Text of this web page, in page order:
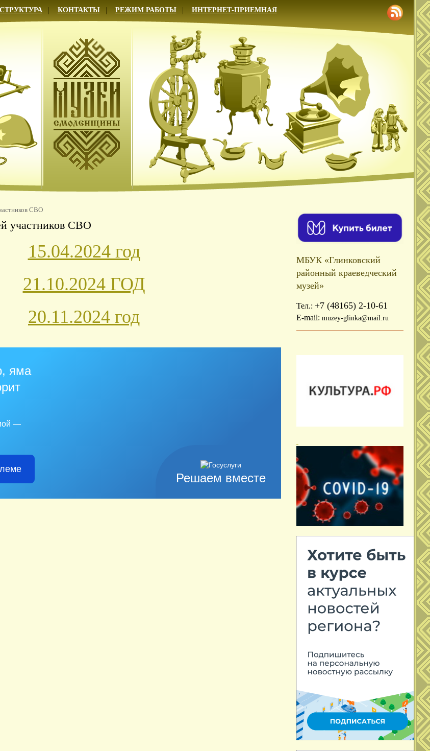
СТРУКТУРА КОНТАКТЫ РЕЖИМ РАБОТЫ ИНТЕРНЕТ-ПРИЕМНАЯ
СВО
участников СВО
15.04.2024 год
21.10.2024 ГОД
20.11.2024 год
Решаем вместе
яма
—
МБУК «Глинковский
районный краеведческий
музей»
Тел.: +7 (48165) 2-10-61
E-mail: muzey-glinka@mail.ru